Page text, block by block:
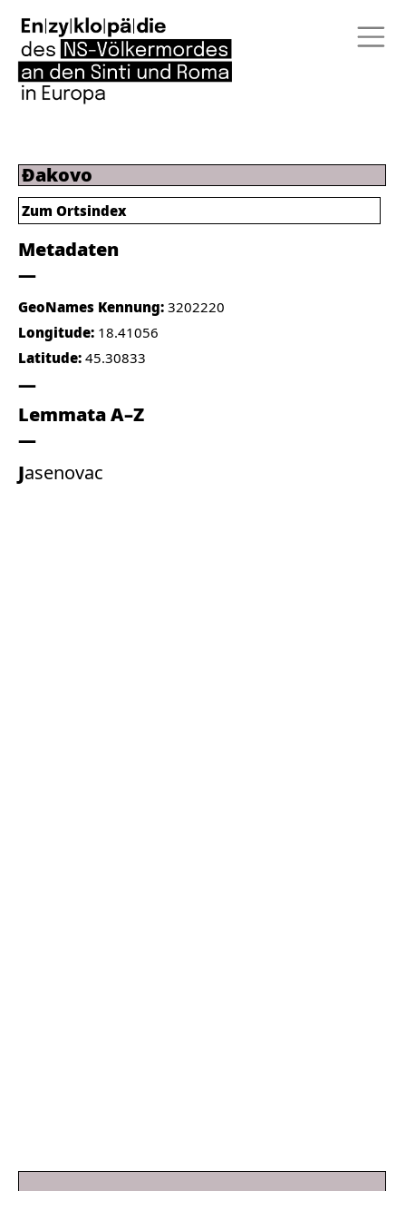
Đakovo
Metadaten
GeoNames Kennung: 3202220
Longitude: 18.41056
Latitude: 45.30833
Lemmata A–Z
Jasenovac
Zum Ortsindex